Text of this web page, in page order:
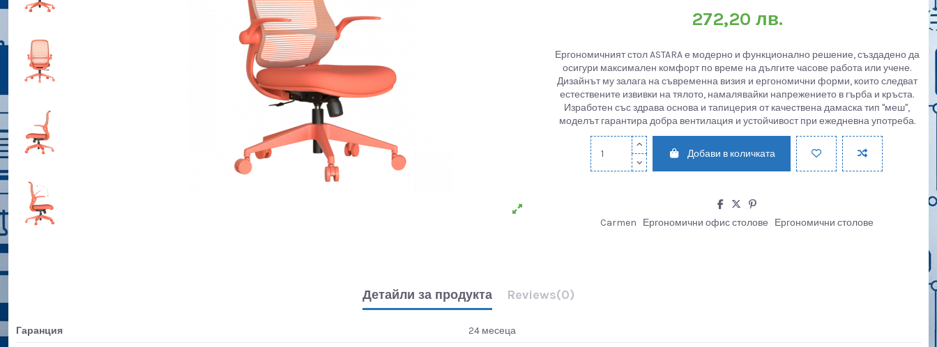
272,20 лв.
Ергономичният стол ASTARA е модерно и функционално решение, създадено да
осигури максимален комфорт по време на дългите часове работа или учене.
Дизайнът му залага на съвременна визия и ергономични форми, които следват
естествените извивки на тялото, намалявайки напрежението в гърба и кръста.
Изработен със здрава основа и тапицерия от качествена дамаска тип "меш",
моделът гарантира добра вентилация и устойчивост при ежедневна употреба.
Добави в количката
Carmen Ергономични офис столове Ергономични столове
Детайли за продукта Reviews(0)
Гаранция
24 месеца